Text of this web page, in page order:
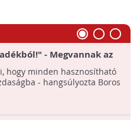
- Megvannak az
hogy minden hasznosítható
- hangsúlyozta Boros